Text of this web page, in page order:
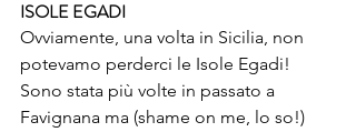
ISOLE EGADI
Ovviamente, una volta in Sicilia, non
potevamo perderci le Isole Egadi!
Sono stata più volte in passato a
Favignana ma (shame on me, lo so!)